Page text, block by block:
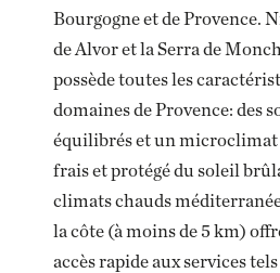
Bourgogne et de Provence.
de Alvor et la Serra de
possède toutes les
domaines de Provence: des
équilibrés et un
frais et protégé du soleil
climats chauds
la côte (à moins de 5 km)
accès rapide aux services